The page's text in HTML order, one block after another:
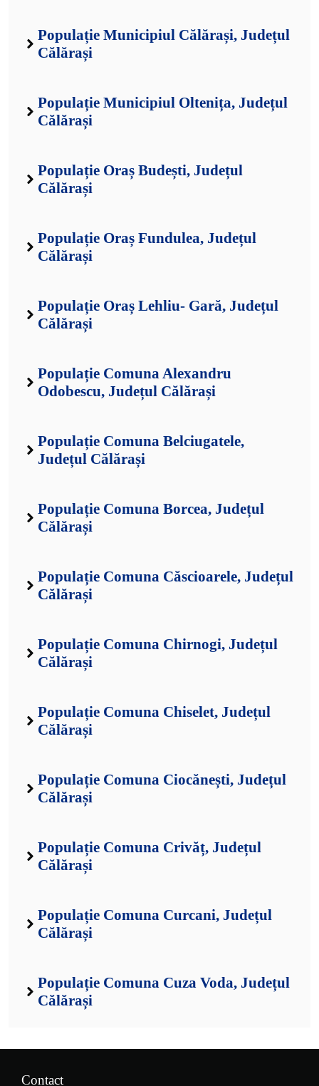
Populație Municipiul Călărași, Județul
Călărași
Populație Municipiul Oltenița, Județul
Călărași
Populație Oraș Budești, Județul
Călărași
Populație Oraș Fundulea, Județul
Călărași
Populație Oraș Lehliu- Gară, Județul
Călărași
Populație Comuna Alexandru
Odobescu, Județul Călărași
Populație Comuna Belciugatele,
Județul Călărași
Populație Comuna Borcea, Județul
Călărași
Populație Comuna Căscioarele, Județul
Călărași
Populație Comuna Chirnogi, Județul
Călărași
Populație Comuna Chiselet, Județul
Călărași
Populație Comuna Ciocănești, Județul
Călărași
Populație Comuna Crivăț, Județul
Călărași
Populație Comuna Curcani, Județul
Călărași
Populație Comuna Cuza Voda, Județul
Călărași
Contact